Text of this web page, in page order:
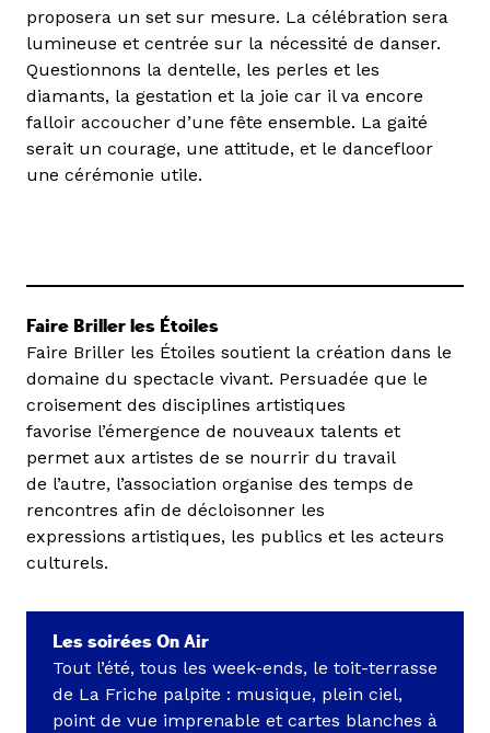
proposera un set sur mesure. La célébration sera
lumineuse et centrée sur la nécessité de danser.
Questionnons la dentelle, les perles et les
diamants, la gestation et la joie car il va encore
falloir accoucher d’une fête ensemble. La gaité
serait un courage, une attitude, et le dancefloor
une cérémonie utile.
Faire Briller les Étoiles
Faire Briller les Étoiles soutient la création dans le
domaine du spectacle vivant. Persuadée que le
croisement des disciplines artistiques
favorise l’émergence de nouveaux talents et
permet aux artistes de se nourrir du travail
de l’autre, l’association organise des temps de
rencontres afin de décloisonner les
expressions artistiques, les publics et les acteurs
culturels.
Les soirées On Air
Tout l’été, tous les week-ends, le toit-terrasse
de La Friche palpite : musique, plein ciel,
point de vue imprenable et cartes blanches à